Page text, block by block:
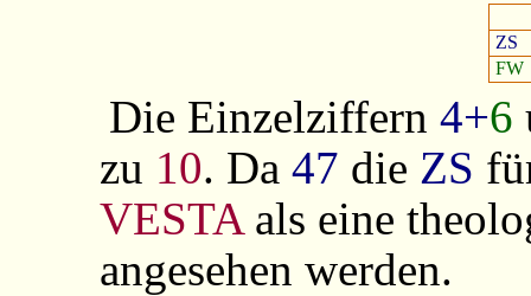
ZS
FW
Die Einzelziffern 4+6
zu 10. Da 47 die ZS
VESTAals eine
angesehen werden.